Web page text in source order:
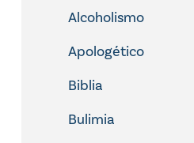
Alcoholismo
Apologético
Biblia
Bulimia